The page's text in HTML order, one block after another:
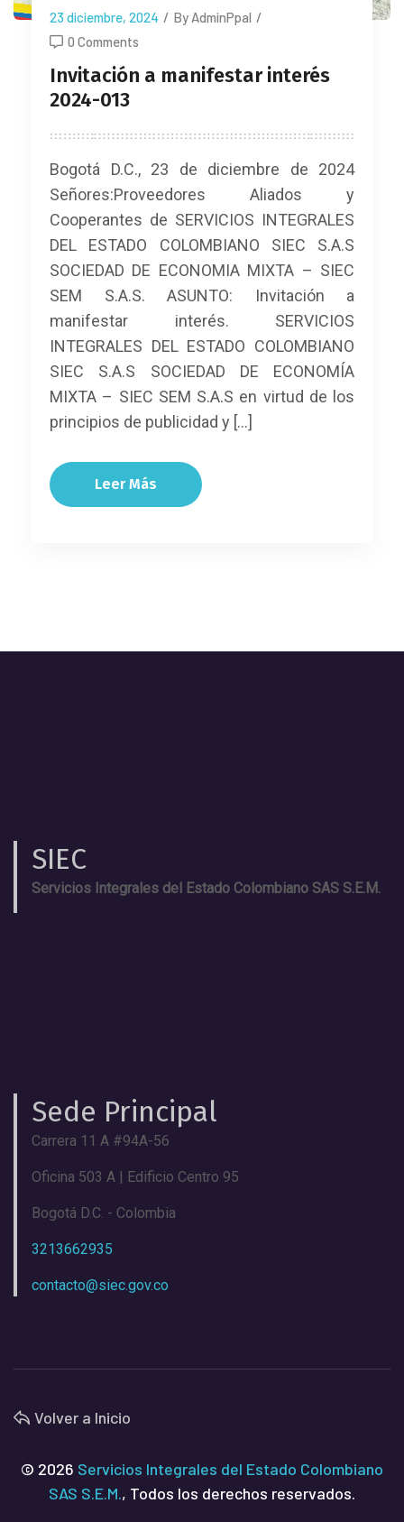
23 diciembre, 2024 / By AdminPpal /
0 Comments
Invitación a manifestar interés
2024-013
Bogotá D.C., 23 de diciembre de 2024
Señores:Proveedores Aliados y
Cooperantes de SERVICIOS INTEGRALES
DEL ESTADO COLOMBIANO SIEC S.A.S
SOCIEDAD DE ECONOMIA MIXTA – SIEC
SEM S.A.S. ASUNTO: Invitación a
manifestar interés. SERVICIOS
INTEGRALES DEL ESTADO COLOMBIANO
SIEC S.A.S SOCIEDAD DE ECONOMÍA
MIXTA – SIEC SEM S.A.S en virtud de los
principios de publicidad y […]
Leer Más
SIEC
Servicios Integrales del Estado Colombiano SAS S.E.M.
Sede Principal
Carrera 11 A #94A-56
Oficina 503 A | Edificio Centro 95
Bogotá D.C. - Colombia
3213662935
contacto@siec.gov.co
Volver a Inicio
© 2026 Servicios Integrales del Estado Colombiano
SAS S.E.M., Todos los derechos reservados.